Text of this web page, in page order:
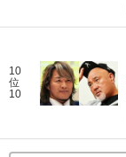
10
位
10